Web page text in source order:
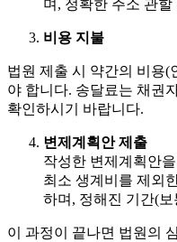
며, 정확한 주소 관
비용 지불
법원 제출 시 약간의 비용(
야 합니다. 송달료는 채권
확인하시기 바랍니다.
변제계획안 제출
작성한 변제계획안
최소 생계비를 제외
하며, 정해진 기간(
이 과정이 끝나면 법원의